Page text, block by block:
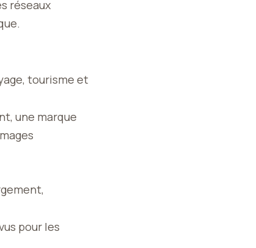
réseaux
tourisme et
une marque
pour les